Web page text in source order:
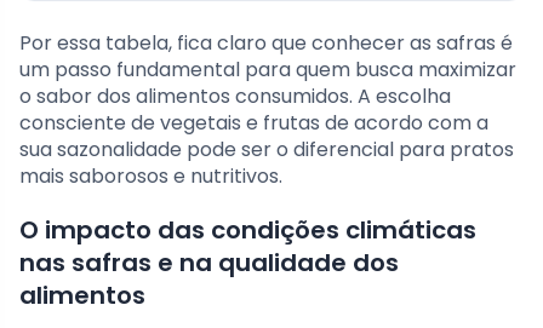
Por essa tabela, fica claro que conhecer as safras é
um passo fundamental para quem busca maximizar
o sabor dos alimentos consumidos. A escolha
consciente de vegetais e frutas de acordo com a
sua sazonalidade pode ser o diferencial para pratos
mais saborosos e nutritivos.
O impacto das condições climáticas
nas safras e na qualidade dos
alimentos